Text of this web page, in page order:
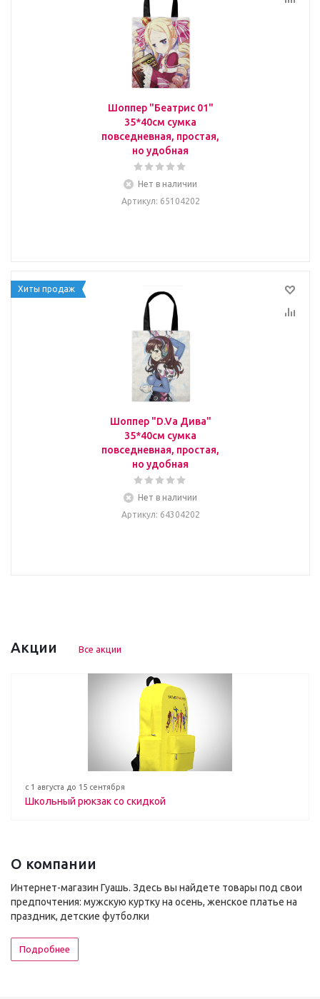
Шоппер "Беатрис 01"
35*40см сумка
повседневная, простая,
но удобная
Нет в наличии
Артикул: 65104202
Хиты продаж
Шоппер "D.Va Дива"
35*40см сумка
повседневная, простая,
но удобная
Нет в наличии
Артикул: 64304202
Акции Все акции
с 1 августа до 15 сентября
Школьный рюкзак со скидкой
О компании
Интернет-магазин Гуашь. Здесь вы найдете товары под свои
предпочтения: мужскую куртку на осень, женское платье на
праздник, детские футболки
Подробнее